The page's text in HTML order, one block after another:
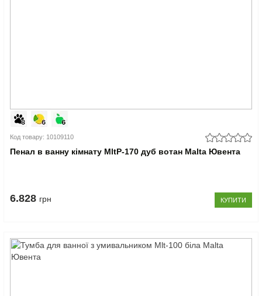
Код товару: 10109110
Пенал в ванну кімнату MltP-170 дуб вотан Malta Ювента
6.828 грн КУПИТИ